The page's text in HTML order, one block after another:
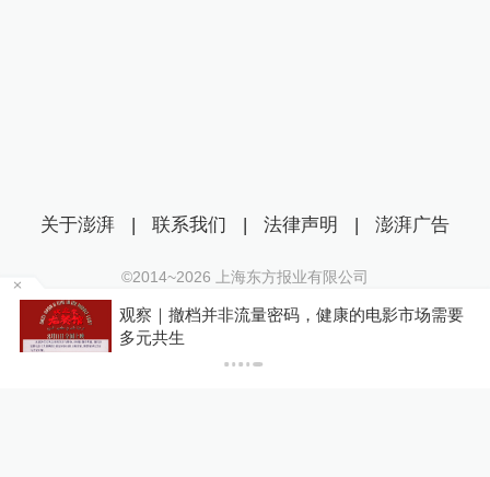
观察｜撤档并非流量密码，健康的电影市场需要
多元共生
关于澎湃 | 联系我们 | 法律声明 | 澎湃广告
©2014~2026 上海东方报业有限公司
沪ICP证：沪B2-20170116 | 沪ICP备14003370号
互联网新闻信息服务许可证：31120170006
沪公网安备 31010602000299号